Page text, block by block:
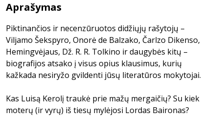
Aprašymas
Piktinančios ir necenzūruotos didžiųjų rašytojų –
Viljamo Šekspyro, Onorė de Balzako, Čarlzo Dikenso,
Hemingvėjaus, Dž. R. R. Tolkino ir daugybės kitų –
biografijos atsako į visus opius klausimus, kurių
kažkada nesiryžo gvildenti jūsų literatūros mokytojai.
Kas Luisą Kerolį traukė prie mažų mergaičių? Su kiek
moterų (ir vyrų) iš tiesų mylėjosi Lordas Baironas?